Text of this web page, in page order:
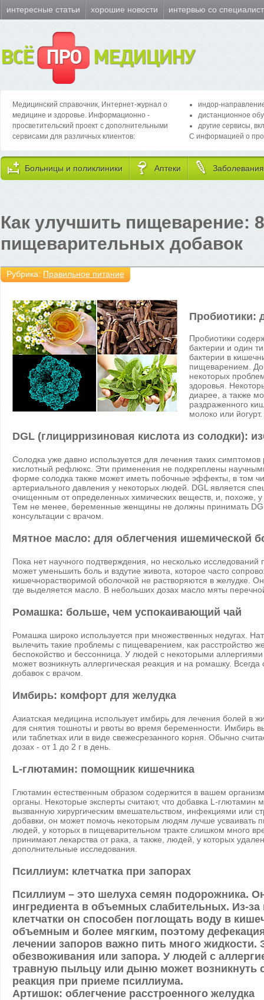
интересные статьи хорошие новости интервью со
ВСЁ ПРО МЕДИЦИНУ
Медицинский справочник, Интернет-журнал о
медицине и здоровье. Информационно -
просветительский проект с дополнительными
сервисами для различных клиентов:
индор-
дистанционное
другие сервисы,
С информацией о
Больницы и поликлиники Аптеки Заболевания
Как улучшить пищеварение: 8
пищеварительных добавок
Рубрика: Правильное питание
Пробиотики:
Пробиотики
бактерии и один
бактерии в
пищеварением.
некоторых
здоровья.
диарее, а также
раздраженного
молоко или йогурт.
DGL (глицирризиновая кислота из солодки):
Солодка уже давно используется для лечения таких симптомов
кислотный рефлюкс. Эти применения не подкреплены
форме солодка также может иметь побочные эффекты, в том
артериального давления у некоторых людей. DGL является
очищенным от определенных химических веществ, и, похоже,
Тем не менее, беременные женщины не должны принимать
консультации с врачом.
Мятное масло: для облегчения ишемической
Пока нет научного подтверждения, но несколько
может уменьшить боль и вздутие живота, которое часто
кишечнорастворимой оболочкой не растворяются в желудке.
где выделяется масло. В небольших дозах масло мяты
Ромашка: больше, чем успокаивающий чай
Ромашка широко используется при множественных недугах.
вылечить такие проблемы с пищеварением, как расстройство
беспокойство и бессонница. У людей с некоторыми
может возникнуть аллергическая реакция и на ромашку.
добавок с врачом.
Имбирь: комфорт для желудка
Азиатская медицина использует имбирь для лечения болей в
для снятия тошноты и рвоты во время беременности. Имбирь
или таблетках или в виде свежесрезанного корня. Обычно
дозах - от 1 до 2 г в день.
L-глютамин: помощник кишечника
Глютамин естественным образом содержится в вашем
органы. Некоторые эксперты считают, что добавка L-
вызванную хирургическим вмешательством, инфекциями или
добавки, он может помочь некоторым людям лучше усваивать
людей, у которых в пищеварительном тракте слишком много
принимают лекарства от рака, а также, людей, у которых
дополнительные исследования.
Псиллиум: клетчатка при запорах
Псиллиум – это шелуха семян подорожника.
ингредиента в объемных слабительных. Из-
клетчатки он способен поглощать воду в
объемным и более мягким, поэтому
лечении запоров важно пить много жидкости.
обезвоживания или запора. У людей с
травную пыльцу или дыню может возникнуть
реакция при приеме псиллиума.
Артишок: облегчение расстроенного желудка